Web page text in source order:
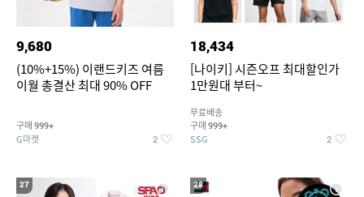
9,680
(10%+15%) 이랜드키즈 여름
이월 총결산 최대 90% OFF
구매 999+
G마켓 2
18,434
[나이키] 시즌오프 최대할인가
1만원대 부터~
무료배송
구매 999+
SSG 2
27 28